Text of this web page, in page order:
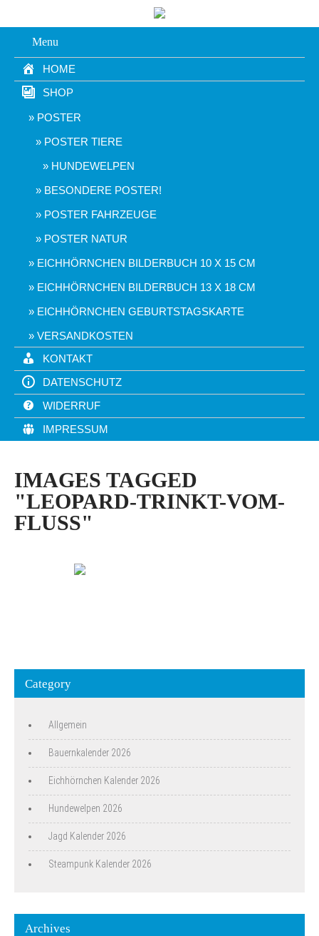
Menu
HOME
SHOP
POSTER
POSTER TIERE
HUNDEWELPEN
BESONDERE POSTER!
POSTER FAHRZEUGE
POSTER NATUR
EICHHÖRNCHEN BILDERBUCH 10 X 15 CM
EICHHÖRNCHEN BILDERBUCH 13 X 18 CM
EICHHÖRNCHEN GEBURTSTAGSKARTE
VERSANDKOSTEN
KONTAKT
DATENSCHUTZ
WIDERRUF
IMPRESSUM
IMAGES TAGGED
"LEOPARD-TRINKT-VOM-
FLUSS"
Category
Allgemein
Bauernkalender 2026
Eichhörnchen Kalender 2026
Hundewelpen 2026
Jagd Kalender 2026
Steampunk Kalender 2026
Archives